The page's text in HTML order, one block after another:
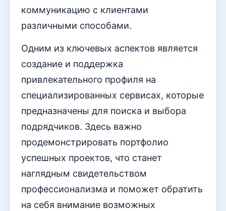
коммуникацию с клиентами
различными способами.
Одним из ключевых аспектов является
создание и поддержка
привлекательного профиля на
специализированных сервисах, которые
предназначены для поиска и выбора
подрядчиков. Здесь важно
продемонстрировать портфолио
успешных проектов, что станет
наглядным свидетельством
профессионализма и поможет обратить
на себя внимание возможных